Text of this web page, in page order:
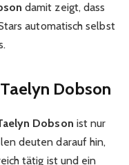
damit zeigt, dass
automatisch selbst
Dobson
Dobson ist nur
deuten darauf hin,
tätig ist und ein